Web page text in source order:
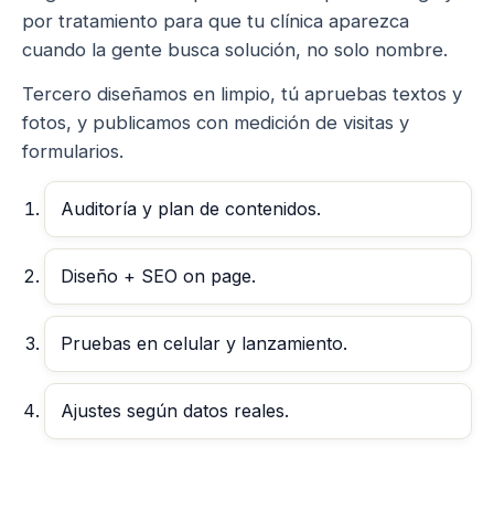
por tratamiento para que tu clínica aparezca
cuando la gente busca solución, no solo nombre.
Tercero diseñamos en limpio, tú apruebas textos y
fotos, y publicamos con medición de visitas y
formularios.
Auditoría y plan de contenidos.
Diseño + SEO on page.
Pruebas en celular y lanzamiento.
Ajustes según datos reales.